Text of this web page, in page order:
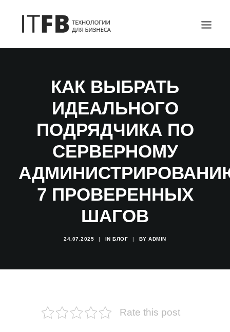
DEVOPS
АДМИНИСТРИРОВАНИЕ СЕРВЕРОВ
ИТ УСЛУГИ
КОНТАКТЫ
ПОИСК
КАК ВЫБРАТЬ
ИДЕАЛЬНОГО
ПОДРЯДЧИКА ПО
СЕРВЕРНОМУ
7 ПРОВЕРЕННЫХ
ШАГОВ
24.07.2025 | INБЛОГ | BYADMIN
Rate this post